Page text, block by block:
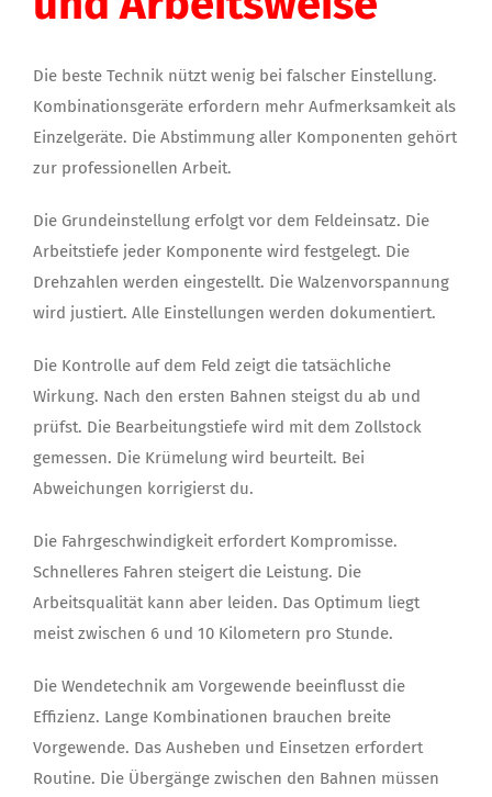
Die beste Technik nützt wenig bei falscher Einstellung.
Kombinationsgeräte erfordern mehr Aufmerksamkeit als
Einzelgeräte. Die Abstimmung aller Komponenten gehört
zur professionellen Arbeit.
Die Grundeinstellung erfolgt vor dem Feldeinsatz. Die
Arbeitstiefe jeder Komponente wird festgelegt. Die
Drehzahlen werden eingestellt. Die Walzenvorspannung
wird justiert. Alle Einstellungen werden dokumentiert.
Die Kontrolle auf dem Feld zeigt die tatsächliche
Wirkung. Nach den ersten Bahnen steigst du ab und
prüfst. Die Bearbeitungstiefe wird mit dem Zollstock
gemessen. Die Krümelung wird beurteilt. Bei
Abweichungen korrigierst du.
Die Fahrgeschwindigkeit erfordert Kompromisse.
Schnelleres Fahren steigert die Leistung. Die
Arbeitsqualität kann aber leiden. Das Optimum liegt
meist zwischen 6 und 10 Kilometern pro Stunde.
Die Wendetechnik am Vorgewende beeinflusst die
Effizienz. Lange Kombinationen brauchen breite
Vorgewende. Das Ausheben und Einsetzen erfordert
Routine. Die Übergänge zwischen den Bahnen müssen